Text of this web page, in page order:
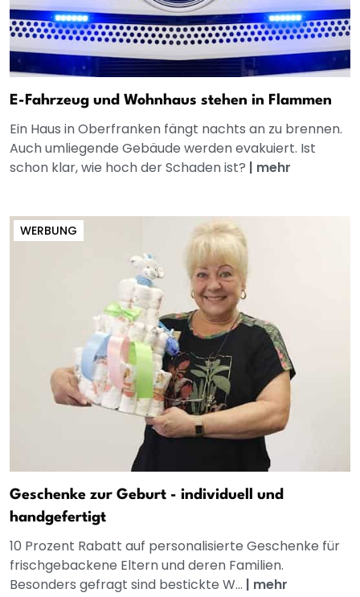
E-Fahrzeug und Wohnhaus stehen in Flammen
Ein Haus in Oberfranken fängt nachts an zu brennen.
Auch umliegende Gebäude werden evakuiert. Ist
schon klar, wie hoch der Schaden ist? | mehr
WERBUNG
Geschenke zur Geburt - individuell und
handgefertigt
10 Prozent Rabatt auf personalisierte Geschenke für
frischgebackene Eltern und deren Familien.
Besonders gefragt sind bestickte W... | mehr